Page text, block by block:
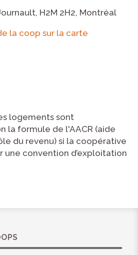
H2M 2H2, Montréal
logements sont
la formule de l'AACR (aide
du revenu) si la coopérative
une convention d’exploitation